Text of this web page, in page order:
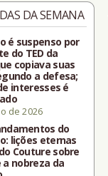
DA SEMANA
é suspenso por
do TED da
copiava suas
a defesa;
interesses é
de 2026
do
lições eternas
Couture sobre
a nobreza da